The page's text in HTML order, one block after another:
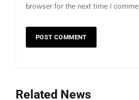
browser for the next time I
Related News